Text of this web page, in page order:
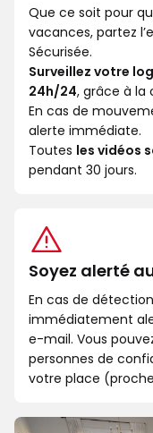
Que ce soit pour
vacances, partez
Sécurisée.
Surveillez votre
24h/24, grâce à la
En cas de
alerte immédiate.
Toutes les vidéos
pendant 30 jours.
Soyez alerté
En cas de
immédiatement
e-mail. Vous
personnes de
votre place